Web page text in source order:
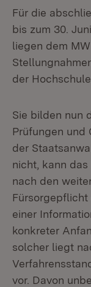
Für die
bis zum 30.
liegen dem
der
Sie bilden nun
Prüfungen und
der
nicht, kann
nach den
Fürsorgepflicht
einer
konkreter
solcher liegt
vor. Davon